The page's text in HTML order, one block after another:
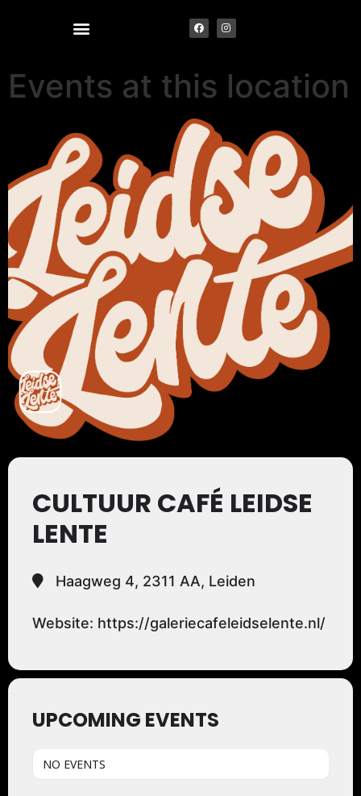
Events at this location
CULTUUR CAFÉ LEIDSE
LENTE
Haagweg 4, 2311 AA, Leiden
Website: https://galeriecafeleidselente.nl/
UPCOMING EVENTS
NO EVENTS